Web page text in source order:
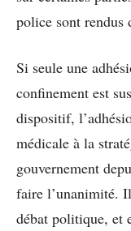
police sont rendus
Si seule une
confinement est
dispositif,
médicale à la
gouvernement
faire l’unanimité.
débat politique, et